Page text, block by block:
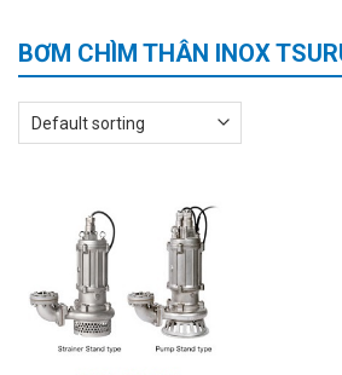
BƠM CHÌM THÂN INOX